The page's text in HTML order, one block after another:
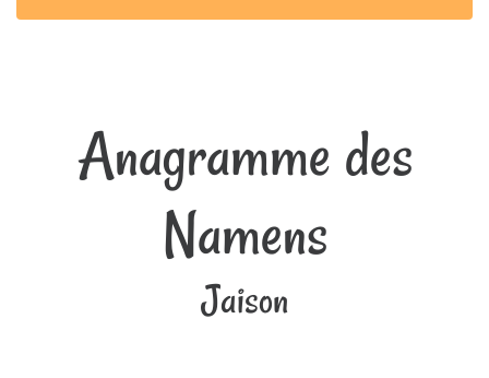
Anagramme des
Namens
Jaison